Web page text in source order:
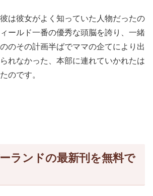
は彼女がよく知っていた人物だったの
ールド一番の優秀な頭脳を誇り、一緒
のその計画半ばでママの企てにより出
れなかった、本部に連れていかれたは
のです。
ランドの最新刊を無料で